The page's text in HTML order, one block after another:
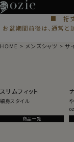
■ 裄丈
お盆期間前後は、通常
HOME メンズシャツ サ
スリムフィット
細身スタイル
商品一覧